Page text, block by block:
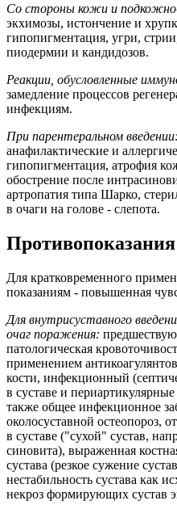
Со стороны кожи и
экхимозы, истончение и
гипопигментация, угри,
пиодермии и кандидозов.
Реакции, обусловленные
замедление процессов
инфекциям.
При парентеральном введении:
анафилактические и
гипопигментация, атрофия
обострение после
артропатия типа Шарко,
в очаги на голове - слепота.
Для кратковременного
показаниям - повышенная
Для внутрисуставного
очаг поражения:
патологическая
применением
кости, инфекционный
в суставе и
также общее инфекционное
околосуставной остеопороз,
в суставе ("сухой" сустав,
синовита), выраженная
сустава (резкое сужение
нестабильность сустава как
некроз формирующих сустав